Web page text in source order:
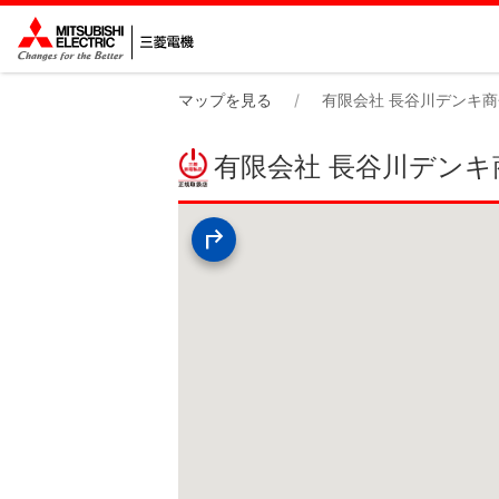
マップを見る 有限会社 長谷川デンキ
有限会社 長谷川デンキ